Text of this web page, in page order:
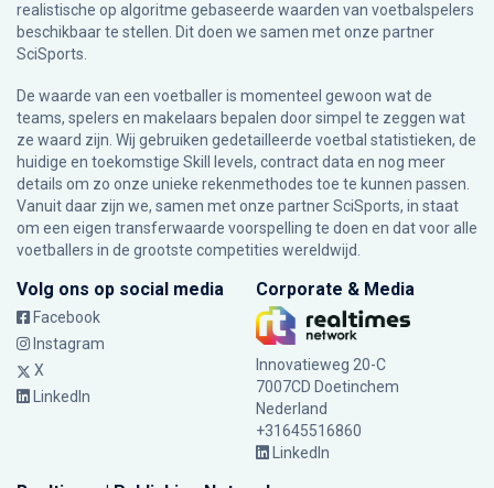
realistische op algoritme gebaseerde waarden van voetbalspelers
beschikbaar te stellen. Dit doen we samen met onze partner
SciSports
De waarde van een voetballer is momenteel gewoon wat de
teams, spelers en makelaars bepalen door simpel te zeggen wat
ze waard zijn. Wij gebruiken gedetailleerde voetbal statistieken, de
huidige en toekomstige Skill levels, contract data en nog meer
details om zo onze unieke rekenmethodes toe te kunnen passen.
Vanuit daar zijn we, samen met onze partner SciSports, in staat
om een eigen transferwaarde voorspelling te doen en dat voor alle
voetballers in de grootste competities wereldwijd.
Volg ons op social media
Facebook
Instagram
X
LinkedIn
Corporate & Media
Innovatieweg 20-C
7007CD Doetinchem
Nederland
+31645516860
LinkedIn